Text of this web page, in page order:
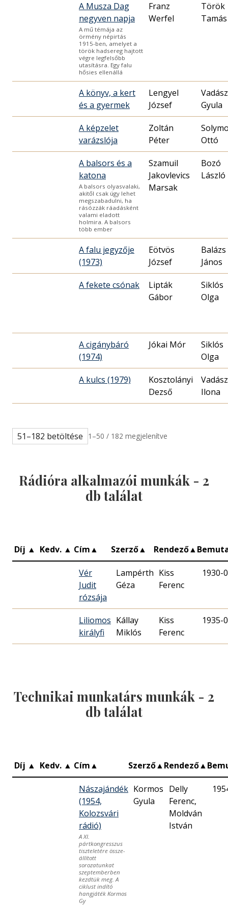
A Musza Dag
negyven napja
A mű témája az
örmény népirtás
1915-ben, amelyet a
török hadsereg hajtott
végre legfelsőbb
utasításra. Egy falu
hősies ellenállá
Franz
Werfel
Török
Tamás
A könyv, a kert
és a gyermek
Lengyel
József
Vadász
Gyula
A képzelet
varázslója
Zoltán
Péter
Ottó
A balsors és a
katona
A balsors olyasvalaki,
akitől csak úgy lehet
megszabadulni, ha
rásózzák ráadásként
valami eladott
holmira. A balsors
több ember
Szamuil
Jakovlevics
Marsak
Bozó
László
A falu jegyzője
(1973)
Eötvös
József
Balázs
János
A fekete csónak
Lipták
Gábor
Siklós
Olga
A cigánybáró
(1974)
Jókai Mór
Siklós
Olga
A kulcs (1979)
Kosztolányi
Dezső
Vadász
Ilona
51–182 betöltése 1–50 / 182 megjelenítve
Rádióra alkalmazói munkák - 2
db találat
Díj ▲ Kedv. ▲ Cím▲ Szerző▲ Rendező▲
Vér
Judit
rózsája
Lampérth
Géza
Kiss
Ferenc
1930-
Liliomos
királyfi
Kállay
Miklós
Kiss
Ferenc
1935-
Technikai munkatárs munkák - 2
db találat
Díj ▲ Kedv. ▲ Cím▲ Szerző▲Rendező▲
Nászajándék
(1954,
Kolozsvári
rádió)
A XI.
pártkongresszus
tiszteletére össze­
állított
sorozatunkat
szeptember­ben
kezdtük meg. A
ciklust indító
hangjáték Kormos
Gy
Kormos
Gyula
Delly
Ferenc,
Moldván
István